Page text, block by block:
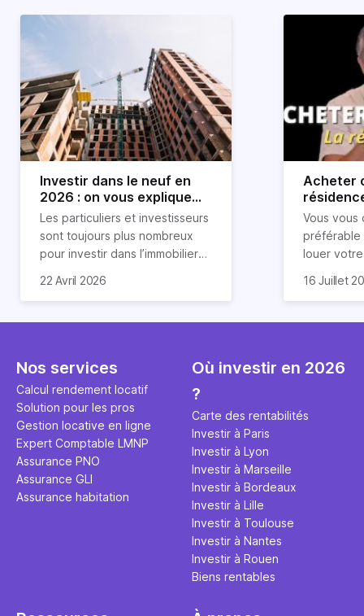
Investir dans le neuf en
2026 : on vous explique
tout !
Les particuliers et investisseurs
sont toujours plus nombreux
pour investir dans l’immobilier
nombreux avantages à choisir
expliquons tout dans cet
22 Avril 2026
Acheter
règle
révélée
Vous vous
préférable
louer
expert en
règle
ce secret
l'argent
principale
études et
16 Juillet
Nos services
Calcul rendement locatif
Solution pour les pros
Gestion locative en ligne
Expert Comptable LMNP
Assurance PNO
Assurance GLI
Assurance habitation
Où investir en 2026
?
Carte des rentabilités
Investir à Paris
Investir à Lyon
Investir à Marseille
Investir à Bordeaux
Investir à Lille
Investir à Toulouse
Investir à Nantes
Investir à Rouen
Biens rentables